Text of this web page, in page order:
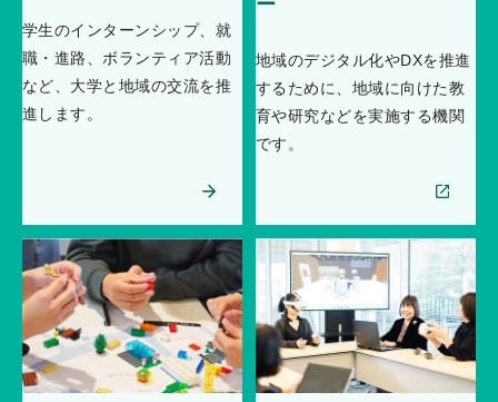
学生のインターンシップ、就
職・進路、ボランティア活動
など、大学と地域の交流を推
進します。
地域のデジタル化やDXを推進
するために、地域に向けた教
育や研究などを実施する機関
です。